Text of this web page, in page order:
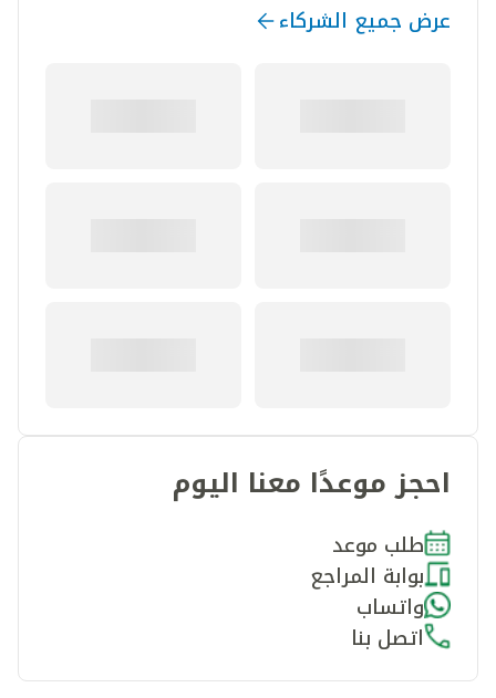
عرض جميع الشركاء
احجز موعدًا معنا اليوم
طلب موعد
بوابة المراجع
واتساب
اتصل بنا